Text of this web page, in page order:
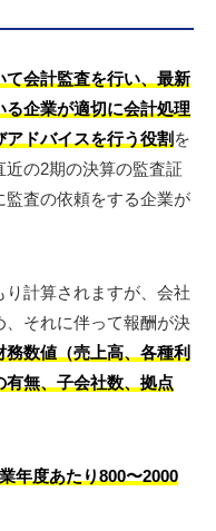
会計監査を行い、最新
企業が適切に会計処理
ドバイスを行う役割 を
の2期の決算の監査証
査の依頼をする企業が
計算されますが、会社
それに伴って報酬が決
数値（売上高、各種利
無、子会社数、拠点
年度あたり800〜2000